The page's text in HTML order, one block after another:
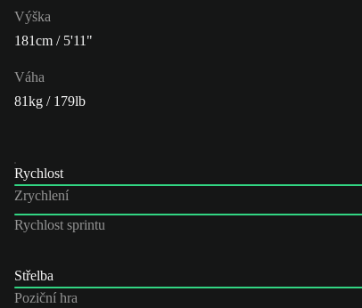
Výška
181cm / 5'11"
Váha
81kg / 179lb
Rychlost
Zrychlení
Rychlost sprintu
Střelba
Poziční hra